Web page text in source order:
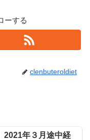
ーする
clenbuteroldiet
2021年３月途中経